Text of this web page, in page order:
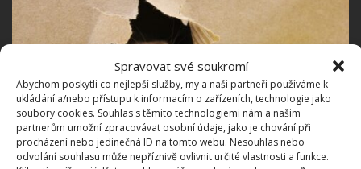
Spravovat své soukromí
Abychom poskytli co nejlepší služby, my a naši partneři používáme k
ukládání a/nebo přístupu k informacím o zařízeních, technologie jako
soubory cookies. Souhlas s těmito technologiemi nám a našim
partnerům umožní zpracovávat osobní údaje, jako je chování při
procházení nebo jedinečná ID na tomto webu. Nesouhlas nebo
odvolání souhlasu může nepříznivě ovlivnit určité vlastnosti a funkce.